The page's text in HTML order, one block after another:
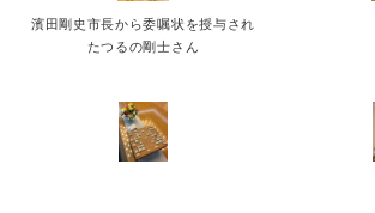
濱田剛史市長から委嘱状を授与され
たつるの剛士さん